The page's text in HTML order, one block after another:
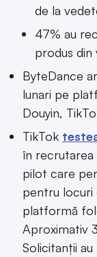
de la
47% au
produs din
ByteDance
lunari pe
Douyin,
TikTok
în recrutarea
pilot care
pentru locuri
platformă
Aproximativ
Solicitanții au